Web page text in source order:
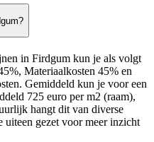
in Firdgum kun je als volgt
Materiaalkosten 45% en
Gemiddeld kun je voor een
725 euro per m2 (raam),
hangt dit van diverse
uiteen gezet voor meer inzicht